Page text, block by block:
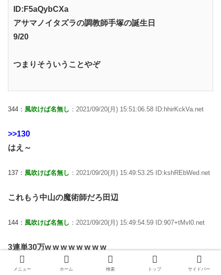
ID:F5aQybCXa
アサマノイタズラの調教師手塚の誕生日
9/20
つまりそういうことやぞ
344： 風吹けば名無し ：2021/09/20(月) 15:51:06.58 ID:hhirKckVa.net
>>130
はえ～
137： 風吹けば名無し ：2021/09/20(月) 15:49:53.25 ID:kshREbWed.net
これもう中山の魔術師だろ田辺
144： 風吹けば名無し ：2021/09/20(月) 15:49:54.59 ID:907+tMvl0.net
3連単30万w w w w w w w w
3連複3.5万w w w w w w w w
メニュー ホーム 検索 トップ サイドバー